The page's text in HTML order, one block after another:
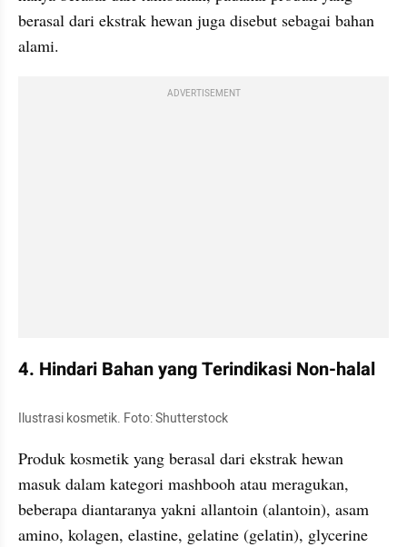
berasal dari ekstrak hewan juga disebut sebagai bahan
alami.
ADVERTISEMENT
4. Hindari Bahan yang Terindikasi Non-halal
Ilustrasi kosmetik. Foto: Shutterstock
Produk kosmetik yang berasal dari ekstrak hewan
masuk dalam kategori mashbooh atau meragukan,
beberapa diantaranya yakni allantoin (alantoin), asam
amino, kolagen, elastine, gelatine (gelatin), glycerine